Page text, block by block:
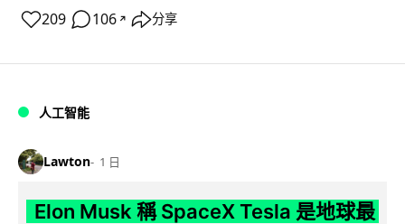
209 106 ↗ 分享
人工智能
Lawton 1 日
Elon Musk 稱 SpaceX Tesla 是地球最